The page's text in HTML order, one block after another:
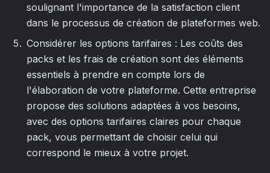
soulignant l'importance de la satisfaction client
dans le processus de création de plateformes web.
Considérer les options tarifaires : Les coûts des
packs et les frais de création sont des éléments
essentiels à prendre en compte lors de
l'élaboration de votre plateforme. Cette entreprise
propose des solutions adaptées à vos besoins,
avec des options tarifaires claires pour chaque
pack, vous permettant de choisir celui qui
correspond le mieux à votre projet.